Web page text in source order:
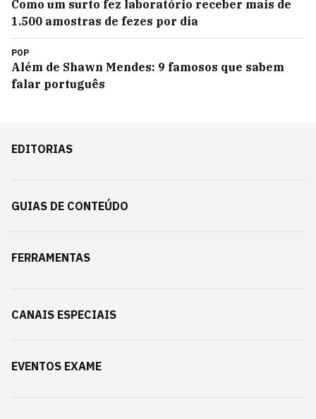
Como um surto fez laboratório receber mais de
1.500 amostras de fezes por dia
POP
Além de Shawn Mendes: 9 famosos que sabem
falar português
EDITORIAS
GUIAS DE CONTEÚDO
FERRAMENTAS
CANAIS ESPECIAIS
EVENTOS EXAME